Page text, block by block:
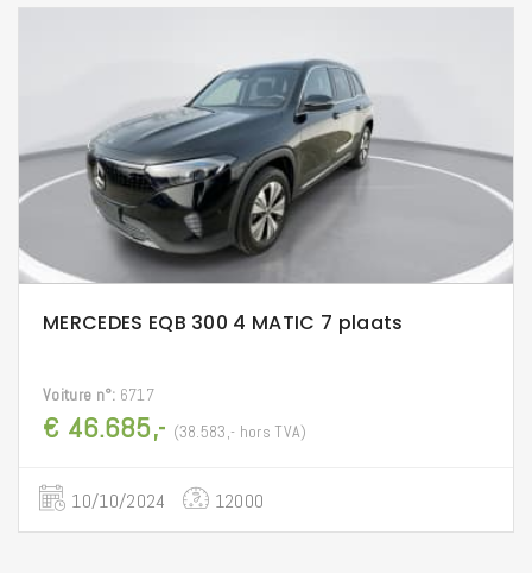
MERCEDES EQB 300 4 MATIC 7 plaats
Voiture n°: 6717
€ 46.685,- (38.583,- hors TVA)
10/10/2024 12000